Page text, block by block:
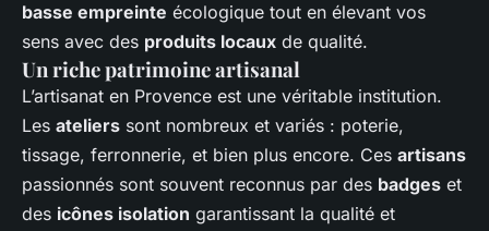
basse empreinte écologique tout en élevant vos
sens avec des produits locaux de qualité.
Un riche patrimoine artisanal
L’artisanat en Provence est une véritable institution.
Les ateliers sont nombreux et variés : poterie,
tissage, ferronnerie, et bien plus encore. Ces artisans
passionnés sont souvent reconnus par des badges et
des icônes isolation garantissant la qualité et